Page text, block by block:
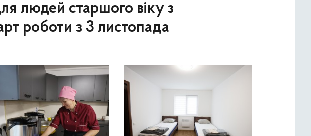
людей старшого віку з
роботи з 3 листопада